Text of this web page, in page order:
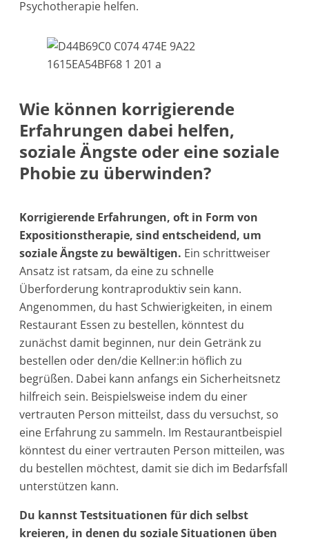
Psychotherapie helfen.
Wie können korrigierende
Erfahrungen dabei helfen,
soziale Ängste oder eine soziale
Phobie zu überwinden?
Korrigierende Erfahrungen, oft in Form von
Expositionstherapie, sind entscheidend, um
soziale Ängste zu bewältigen. Ein schrittweiser
Ansatz ist ratsam, da eine zu schnelle
Überforderung kontraproduktiv sein kann.
Angenommen, du hast Schwierigkeiten, in einem
Restaurant Essen zu bestellen, könntest du
zunächst damit beginnen, nur dein Getränk zu
bestellen oder den/die Kellner:in höflich zu
begrüßen. Dabei kann anfangs ein Sicherheitsnetz
hilfreich sein. Beispielsweise indem du einer
vertrauten Person mitteilst, dass du versuchst, so
eine Erfahrung zu sammeln. Im Restaurantbeispiel
könntest du einer vertrauten Person mitteilen, was
du bestellen möchtest, damit sie dich im Bedarfsfall
unterstützen kann.
Du kannst Testsituationen für dich selbst
kreieren, in denen du soziale Situationen üben